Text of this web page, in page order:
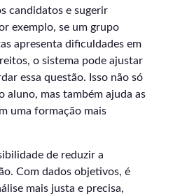
candidatos e sugerir
exemplo, se um grupo
apresenta dificuldades em
o sistema pode ajustar
essa questão. Isso não só
aluno, mas também ajuda as
uma formação mais
de reduzir a
Com dados objetivos, é
mais justa e precisa,